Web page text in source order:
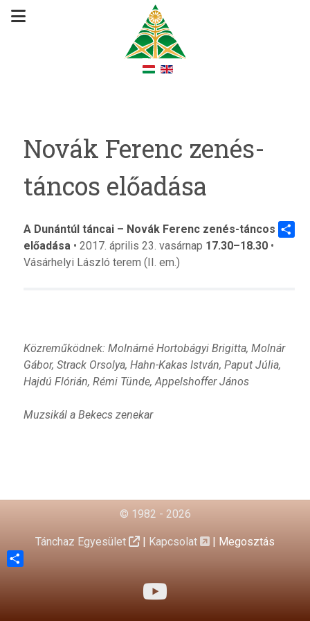
Novák Ferenc zenés-
táncos előadása
A Dunántúl táncai – Novák Ferenc zenés-táncos
előadása• 2017. április 23. vasárnap 17.30–18.30•
Vásárhelyi László terem (II. em.)
Közreműködnek: Molnárné Hortobágyi Brigitta, Molnár
Gábor, Strack Orsolya, Hahn-Kakas István, Paput Júlia,
Hajdú Flórián, Rémi Tünde, Appelshoffer János
Muzsikál a Bekecs zenekar
© 1982 - 2026
Tánchaz Egyesület | Kapcsolat | Megosztás